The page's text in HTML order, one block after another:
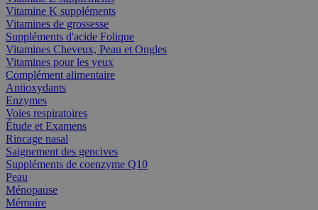
Vitamine K suppléments
Vitamines de grossesse
Suppléments d'acide Folique
Vitamines Cheveux, Peau et Ongles
Vitamines pour les yeux
Complément alimentaire
Antioxydants
Enzymes
Voies respiratoires
Étude et Examens
Rincage nasal
Saignement des gencives
Suppléments de coenzyme Q10
Peau
Ménopause
Mémoire